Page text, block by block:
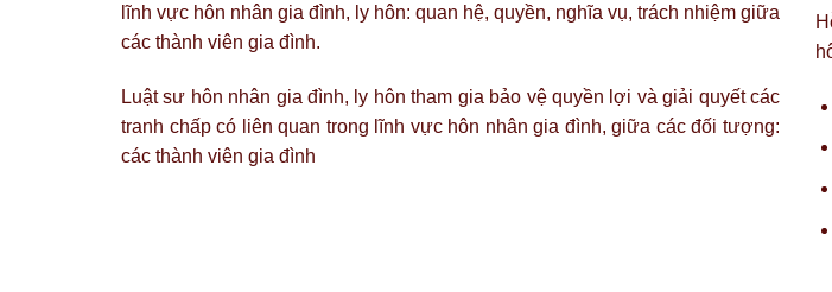
lĩnh vực hôn nhân gia đình, ly hôn: quan hệ, quyền, nghĩa vụ, trách nhiệm giữa
các thành viên gia đình.
Luật sư hôn nhân gia đình, ly hôn tham gia bảo vệ quyền lợi và giải quyết các
tranh chấp có liên quan trong lĩnh vực hôn nhân gia đình, giữa các đối tượng:
các thành viên gia đình